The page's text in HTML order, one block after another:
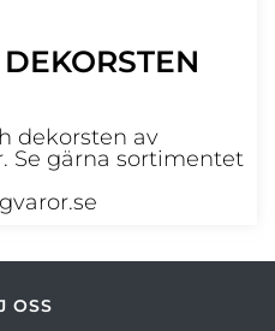
dekorsten av
Se gärna sortimentet
OSS